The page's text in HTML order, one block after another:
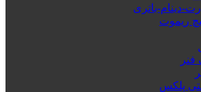
دینام-باتری
ریموت
پلکس